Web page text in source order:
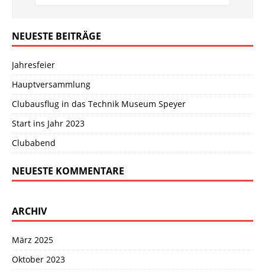
NEUESTE BEITRÄGE
Jahresfeier
Hauptversammlung
Clubausflug in das Technik Museum Speyer
Start ins Jahr 2023
Clubabend
NEUESTE KOMMENTARE
ARCHIV
März 2025
Oktober 2023